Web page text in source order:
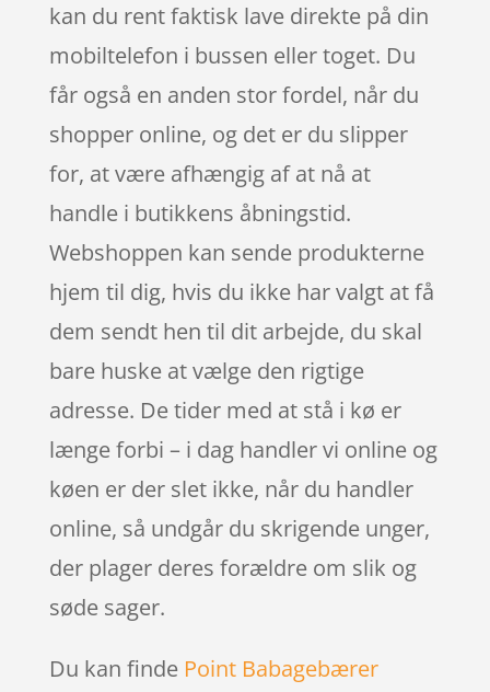
kan du rent faktisk lave direkte på din
mobiltelefon i bussen eller toget. Du
får også en anden stor fordel, når du
shopper online, og det er du slipper
for, at være afhængig af at nå at
handle i butikkens åbningstid.
Webshoppen kan sende produkterne
hjem til dig, hvis du ikke har valgt at få
dem sendt hen til dit arbejde, du skal
bare huske at vælge den rigtige
adresse. De tider med at stå i kø er
længe forbi – i dag handler vi online og
køen er der slet ikke, når du handler
online, så undgår du skrigende unger,
der plager deres forældre om slik og
søde sager.
Du kan finde Point Babagebærer